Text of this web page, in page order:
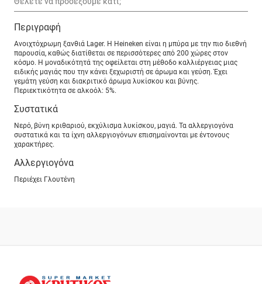
Περιγραφή
Ανοιχτόχρωμη ξανθιά Lager. Η Heineken είναι η μπύρα με την πιο διεθνή
παρουσία, καθώς διατίθεται σε περισσότερες από 200 χώρες στον
κόσμο. Η μοναδικότητά της οφείλεται στη μέθοδο καλλιέργειας μιας
ειδικής μαγιάς που την κάνει ξεχωριστή σε άρωμα και γεύση. Έχει
γεμάτη γεύση και διακριτικό άρωμα λυκίσκου και βύνης.
Περιεκτικότητα σε αλκοόλ: 5%.
Συστατικά
Νερό, βύνη κριθαριού, εκχύλισμα λυκίσκου, μαγιά. Τα αλλεργιογόνα
συστατικά και τα ίχνη αλλεργιογόνων επισημαίνονται με έντονους
χαρακτήρες.
Αλλεργιογόνα
Περιέχει Γλουτένη